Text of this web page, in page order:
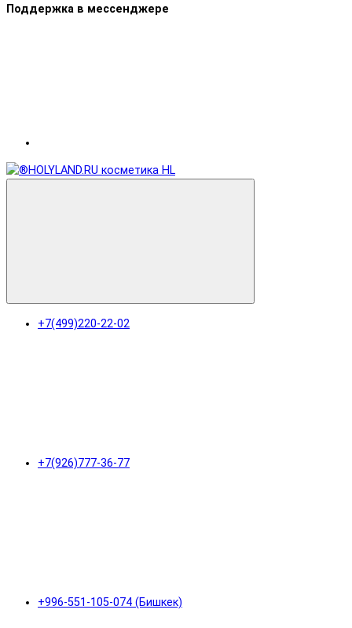
Поддержка в мессенджере
+7(499)220-22-02
+7(926)777-36-77
+996-551-105-074 (Бишкек)